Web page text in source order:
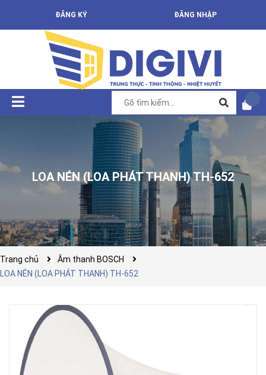
ĐĂNG KÝ ĐĂNG NHẬP
LOA NÉN (LOA PHÁT THANH) TH-652
Trang chủ
Âm thanh BOSCH
LOA NÉN (LOA PHÁT THANH) TH-652